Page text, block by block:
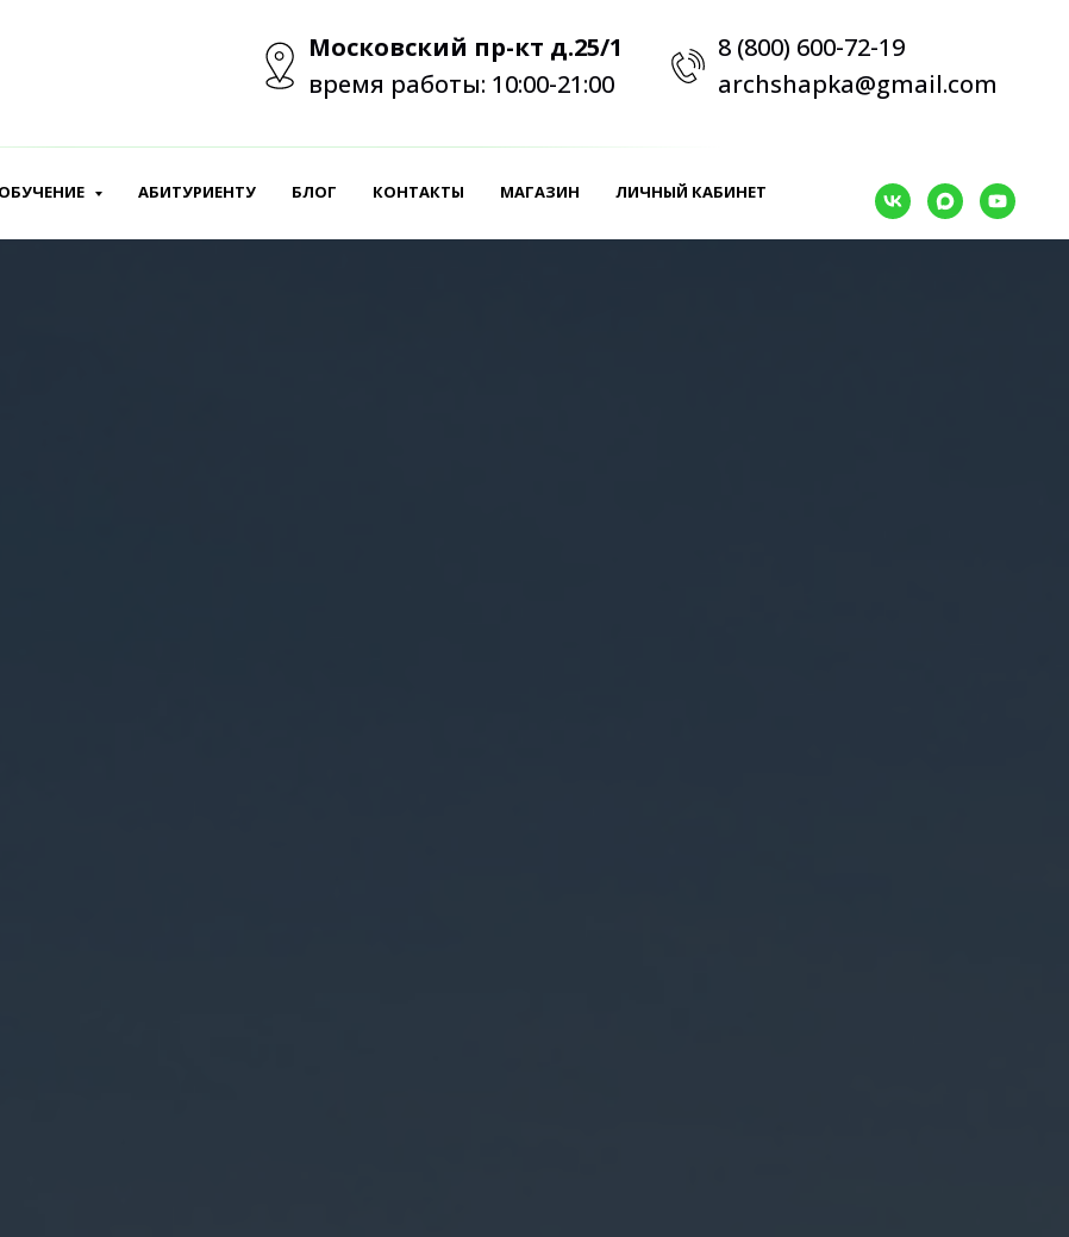
Московский пр-кт д.25/1
время работы: 10:00-21:00
8 (800) 600-72-19
archshapka@gmail.com
ОБУЧЕНИЕ АБИТУРИЕНТУ БЛОГ КОНТАКТЫ МАГАЗИН ЛИЧНЫЙ КАБИНЕТ